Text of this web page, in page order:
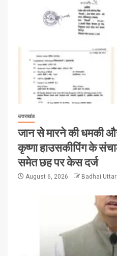
उत्तराखंड
जान से मारने की धमकी
कृष्णा हाउसकीपिंग के
समेत छह पर केस दर्ज
August 6, 2026 Badhai